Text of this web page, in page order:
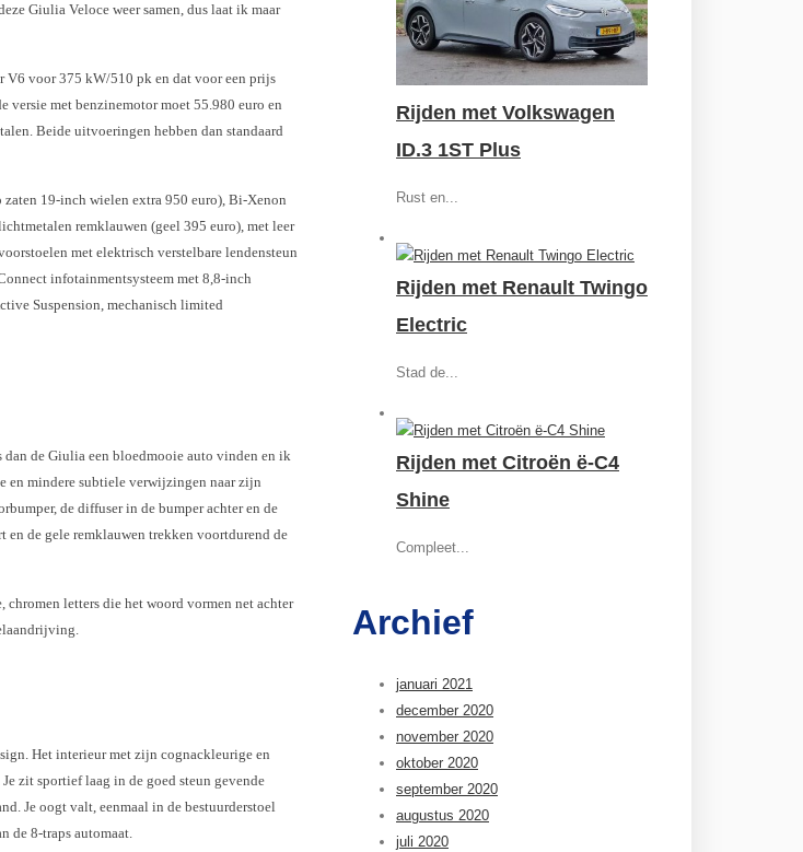
Giulia Veloce weer samen, dus laat ik maar
V6 voor 375 kW/510 pk en dat voor een prijs
versie met benzinemotor moet 55.980 euro en
Beide uitvoeringen hebben dan standaard
19-inch wielen extra 950 euro), Bi-Xenon
remklauwen (geel 395 euro), met leer
met elektrisch verstelbare lendensteun
infotainmentsysteem met 8,8-inch
Suspension, mechanisch limited
de Giulia een bloedmooie auto vinden en ik
en mindere subtiele verwijzingen naar zijn
de diffuser in de bumper achter en de
en de gele remklauwen trekken voortdurend de
letters die het woord vormen net achter
Het interieur met zijn cognackleurige en
zit sportief laag in de goed steun gevende
Je oogt valt, eenmaal in de bestuurderstoel
de 8-traps automaat.
Rijden met Volkswagen
ID.3 1ST Plus
Rust en...
Rijden met Renault Twingo
Electric
Stad de...
Rijden met Citroën ë-C4
Shine
Compleet...
Archief
januari 2021
december 2020
november 2020
oktober 2020
september 2020
augustus 2020
juli 2020